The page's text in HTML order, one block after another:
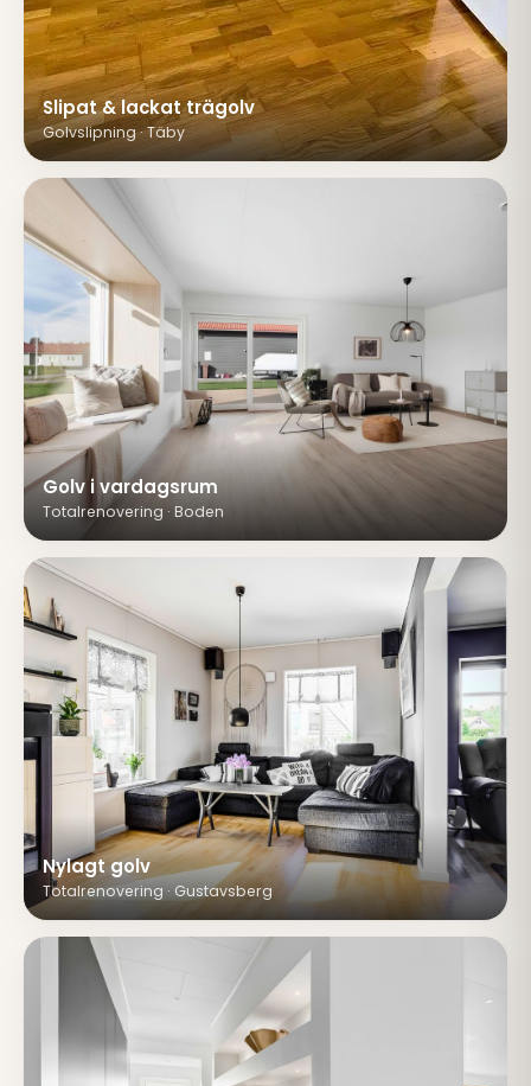
Slipat & lackat trägolv
Golvslipning · Täby
Golv i vardagsrum
Totalrenovering · Boden
Nylagt golv
Totalrenovering · Gustavsberg